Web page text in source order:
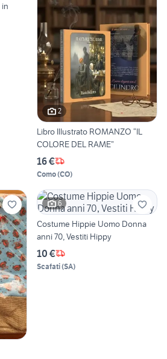
2
Libro Illustrato ROMANZO “IL
COLORE DEL RAME”
16 €
Como(CO)
6
Costume Hippie Uomo Donna
anni 70, Vestiti Hippy
10 €
Scafati(SA)